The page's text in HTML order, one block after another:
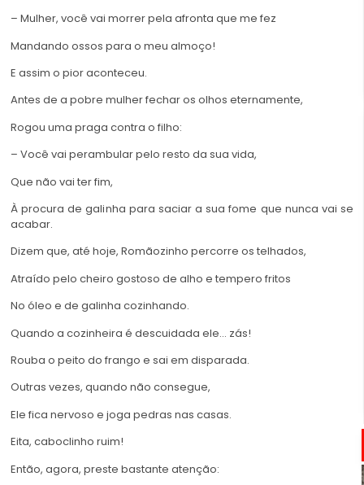
– Mulher, você vai morrer pela afronta que me fez
Mandando ossos para o meu almoço!
E assim o pior aconteceu.
Antes de a pobre mulher fechar os olhos eternamente,
Rogou uma praga contra o filho:
– Você vai perambular pelo resto da sua vida,
Que não vai ter fim,
À procura de galinha para saciar a sua fome que nunca vai se
acabar.
Dizem que, até hoje, Romãozinho percorre os telhados,
Atraído pelo cheiro gostoso de alho e tempero fritos
No óleo e de galinha cozinhando.
Quando a cozinheira é descuidada ele… zás!
Rouba o peito do frango e sai em disparada.
Outras vezes, quando não consegue,
Ele fica nervoso e joga pedras nas casas.
Eita, caboclinho ruim!
Então, agora, preste bastante atenção: